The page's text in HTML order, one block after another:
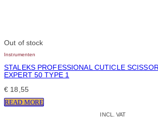
Out of stock
Instrumenten
STALEKS PROFESSIONAL CUTICLE
EXPERT 50 TYPE 1
€ 18,55
READ MORE
INCL. VAT